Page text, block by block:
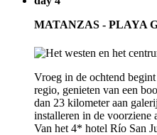
MATANZAS - PLAYA
Vroeg in de ochtend
regio, genieten van een
dan 23 kilometer aan
installeren in de voorziene
Van het 4* hotel Río San